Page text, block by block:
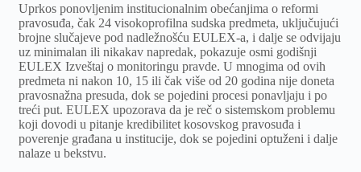
Uprkos ponovljenim institucionalnim obećanjima o reformi
pravosuđa, čak 24 visokoprofilna sudska predmeta, uključujući
brojne slučajeve pod nadležnošću EULEX-a, i dalje se odvijaju
uz minimalan ili nikakav napredak, pokazuje osmi godišnji
EULEX Izveštaj o monitoringu pravde. U mnogima od ovih
predmeta ni nakon 10, 15 ili čak više od 20 godina nije doneta
pravosnažna presuda, dok se pojedini procesi ponavljaju i po
treći put. EULEX upozorava da je reč o sistemskom problemu
koji dovodi u pitanje kredibilitet kosovskog pravosuđa i
poverenje građana u institucije, dok se pojedini optuženi i dalje
nalaze u bekstvu.